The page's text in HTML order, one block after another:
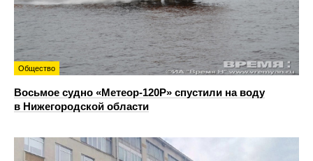
Общество
Восьмое судно «Метеор-120Р» спустили на воду
в Нижегородской области